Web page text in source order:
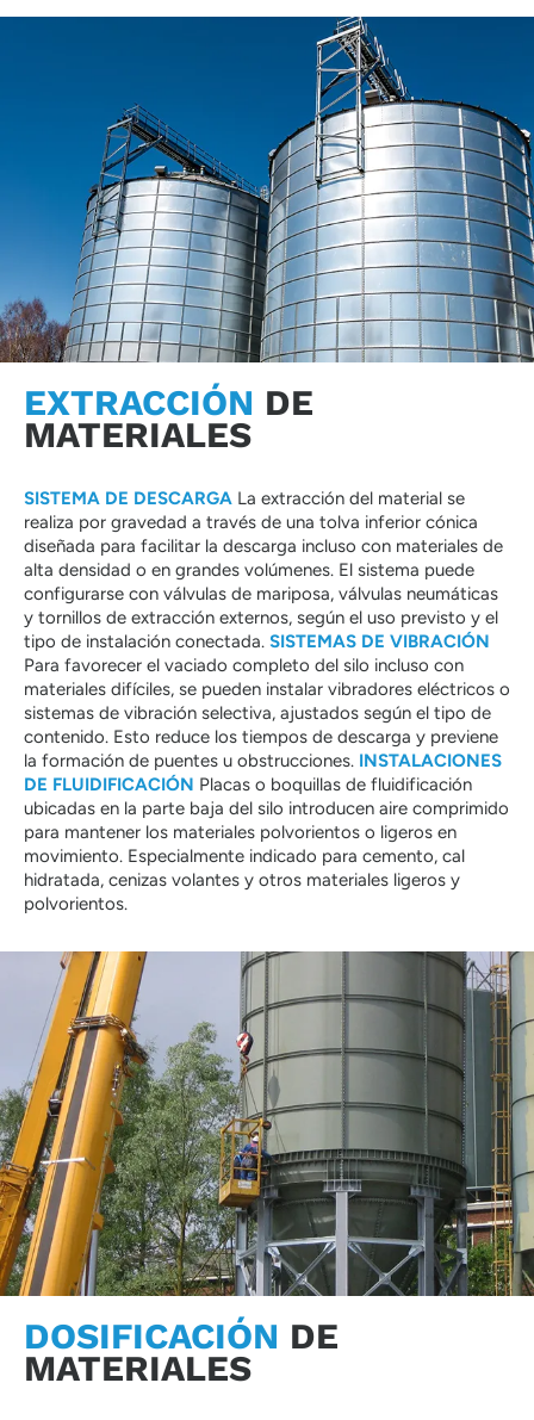
EXTRACCIÓN DE
MATERIALES
SISTEMA DE DESCARGA La extracción del material se
realiza por gravedad a través de una tolva inferior cónica
diseñada para facilitar la descarga incluso con materiales de
alta densidad o en grandes volúmenes. El sistema puede
configurarse con válvulas de mariposa, válvulas neumáticas
y tornillos de extracción externos, según el uso previsto y el
tipo de instalación conectada. SISTEMAS DE VIBRACIÓN
Para favorecer el vaciado completo del silo incluso con
materiales difíciles, se pueden instalar vibradores eléctricos o
sistemas de vibración selectiva, ajustados según el tipo de
contenido. Esto reduce los tiempos de descarga y previene
la formación de puentes u obstrucciones. INSTALACIONES
DE FLUIDIFICACIÓN Placas o boquillas de fluidificación
ubicadas en la parte baja del silo introducen aire comprimido
para mantener los materiales polvorientos o ligeros en
movimiento. Especialmente indicado para cemento, cal
hidratada, cenizas volantes y otros materiales ligeros y
polvorientos.
DOSIFICACIÓN DE
MATERIALES